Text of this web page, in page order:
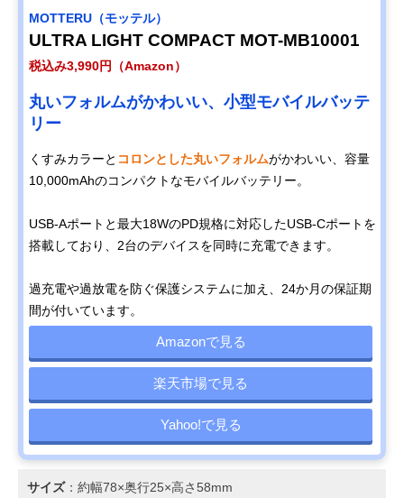
MOTTERU（モッテル）
ULTRA LIGHT COMPACT MOT-MB10001
税込み3,990円（Amazon）
丸いフォルムがかわいい、小型モバイルバッテ
リー
くすみカラーと コロンとした丸いフォルムがかわいい、容量
10,000mAhのコンパクトなモバイルバッテリー。
USB-Aポートと最大18WのPD規格に対応したUSB-Cポートを
搭載しており、2台のデバイスを同時に充電できます。
過充電や過放電を防ぐ保護システムに加え、24か月の保証期
間が付いています。
Amazonで見る
楽天市場で見る
Yahoo!で見る
サイズ：約幅78×奥行25×高さ58mm